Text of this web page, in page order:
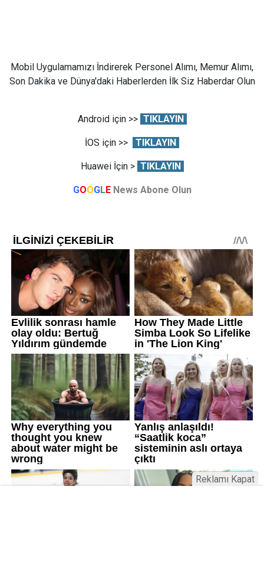
Mobil Uygulamamızı İndirerek Personel Alımı, Memur Alımı,
Son Dakika ve Dünya'daki Haberlerden İlk Siz Haberdar Olun
Android için >> TIKLAYIN
İOS için >> TIKLAYIN
Huawei İçin > TIKLAYIN
GOOGLE News Abone Olun
Reklamı Kapat